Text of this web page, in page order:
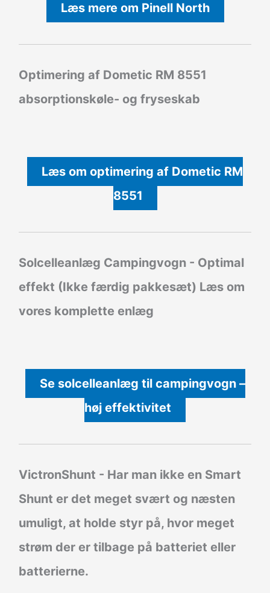
Læs mere om Pinell North
Optimering af Dometic RM 8551
absorptionskøle- og fryseskab
Læs om optimering af Dometic RM
8551
Solcelleanlæg Campingvogn - Optimal
effekt (Ikke færdig pakkesæt) Læs om
vores komplette enlæg
Se solcelleanlæg til campingvogn –
høj effektivitet
VictronShunt - Har man ikke en Smart
Shunt er det meget svært og næsten
umuligt, at holde styr på, hvor meget
strøm der er tilbage på batteriet eller
batterierne.